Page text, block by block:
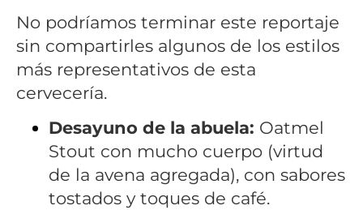
No podríamos terminar este reportaje
sin compartirles algunos de los estilos
más representativos de esta
cervecería.
Desayuno de la abuela: Oatmel
Stout con mucho cuerpo (virtud
de la avena agregada), con sabores
tostados y toques de café.